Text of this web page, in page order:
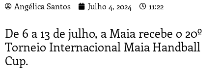
Angélica Santos Julho 4, 2024 11:22
De 6 a 13 de julho, a Maia recebe o 20º
Torneio Internacional Maia Handball
Cup.